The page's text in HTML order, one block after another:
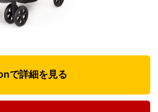
で詳細を見る